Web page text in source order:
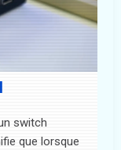
switch
que lorsque